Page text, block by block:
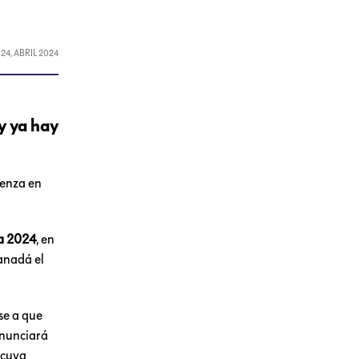
24, ABRIL 2024
ya hay
en
2024, en
el
a que